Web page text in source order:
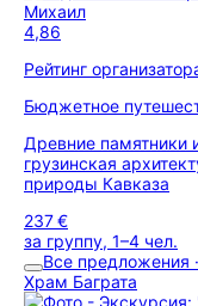
Михаил
4,86
Рейтинг
Бюджетное
Древние памятники
грузинская
природы Кавказа
237 €
за группу, 1–4 чел.
Все предложения
Храм Баграта